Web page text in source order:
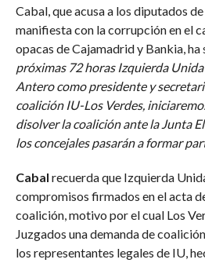
Cabal, que acusa a los diputados
manifiesta con la corrupción en el
opacas de Cajamadrid y Bankia, ha
próximas 72 horas Izquierda
Antero como presidente y
coalición IU-Los Verdes,
disolver la coalición ante la Junta
los concejales pasarán a formar
Cabal recuerda que Izquierda
compromisos firmados en el acta
coalición, motivo por el cual Los
Juzgados una demanda de
los representantes legales de IU,